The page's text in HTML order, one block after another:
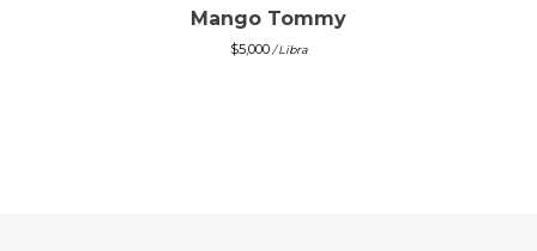
Mango Tommy
$5,000/ Libra